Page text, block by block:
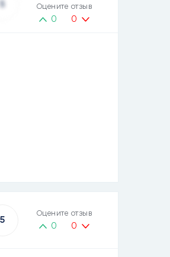
Оцените отзыв
0 0
5
Оцените отзыв
0 0